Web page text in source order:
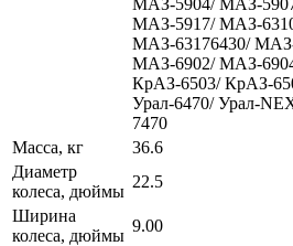
МАЗ-5917/ МАЗ-
МАЗ-63176430/
МАЗ-6902/ МАЗ-
КрАЗ-6503/ КрАЗ-
Урал-6470/ Урал-
7470
Масса, кг
36.6
Диаметр
колеса, дюймы
22.5
Ширина
колеса, дюймы
9.00